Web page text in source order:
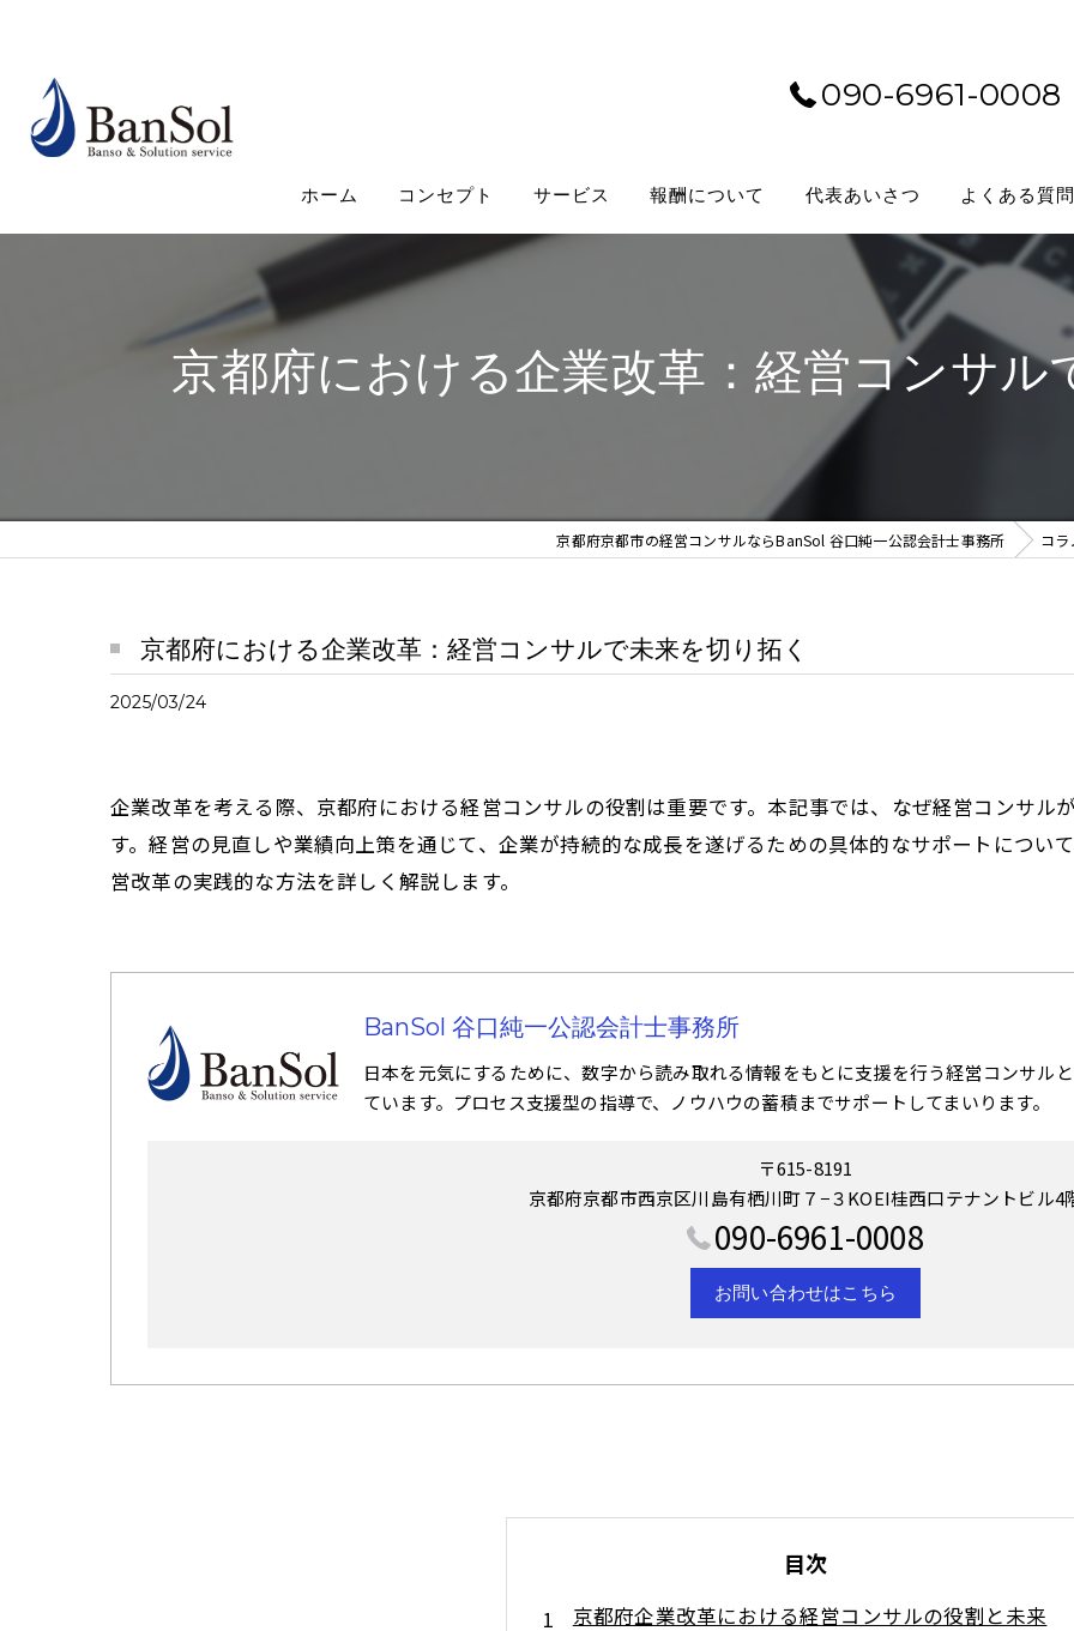
090-6961-0008
ホーム コンセプト サービス 報酬について 代表あいさつ よくある質
京都府における企業改革：経営コンサル
京都府京都市の経営コンサルならBanSol 谷口純一公認会計士事務所 コラ
京都府における企業改革：経営コンサルで未来を切り拓く
2025/03/24
企業改革を考える際、京都府における経営コンサルの役割は重要です。本記事では、なぜ経営コンサル
す。経営の見直しや業績向上策を通じて、企業が持続的な成長を遂げるための具体的なサポートについ
営改革の実践的な方法を詳しく解説します。
BanSol 谷口純一公認会計士事務所
日本を元気にするために、数字から読み取れる情報をもとに支援を行う経営コンサル
ています。プロセス支援型の指導で、ノウハウの蓄積までサポートしてまいります。
〒615-8191
京都府京都市西京区川島有栖川町７−３KOEI桂西口テナントビル4
090-6961-0008
お問い合わせはこちら
目次
京都府企業改革における経営コンサルの役割と未来